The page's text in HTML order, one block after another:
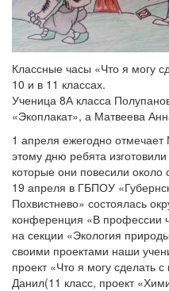
Классные часы «Что я могу
10 и в 11 классах.
Ученица 8А класса
«Экоплакат», а Матвеева
1 апреля ежегодно
этому дню ребята
которые они повесили около
19 апреля в ГБПОУ
Похвистнево» состоялась
конференция «В профессии
на секции «Экология
своими проектами наши
проект «Что я могу сделать
Данил(11 класс, проект